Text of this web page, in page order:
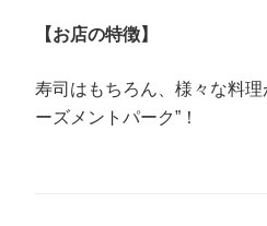
【お店の特徴】
寿司はもちろん、様々な料理
ーズメントパーク”！